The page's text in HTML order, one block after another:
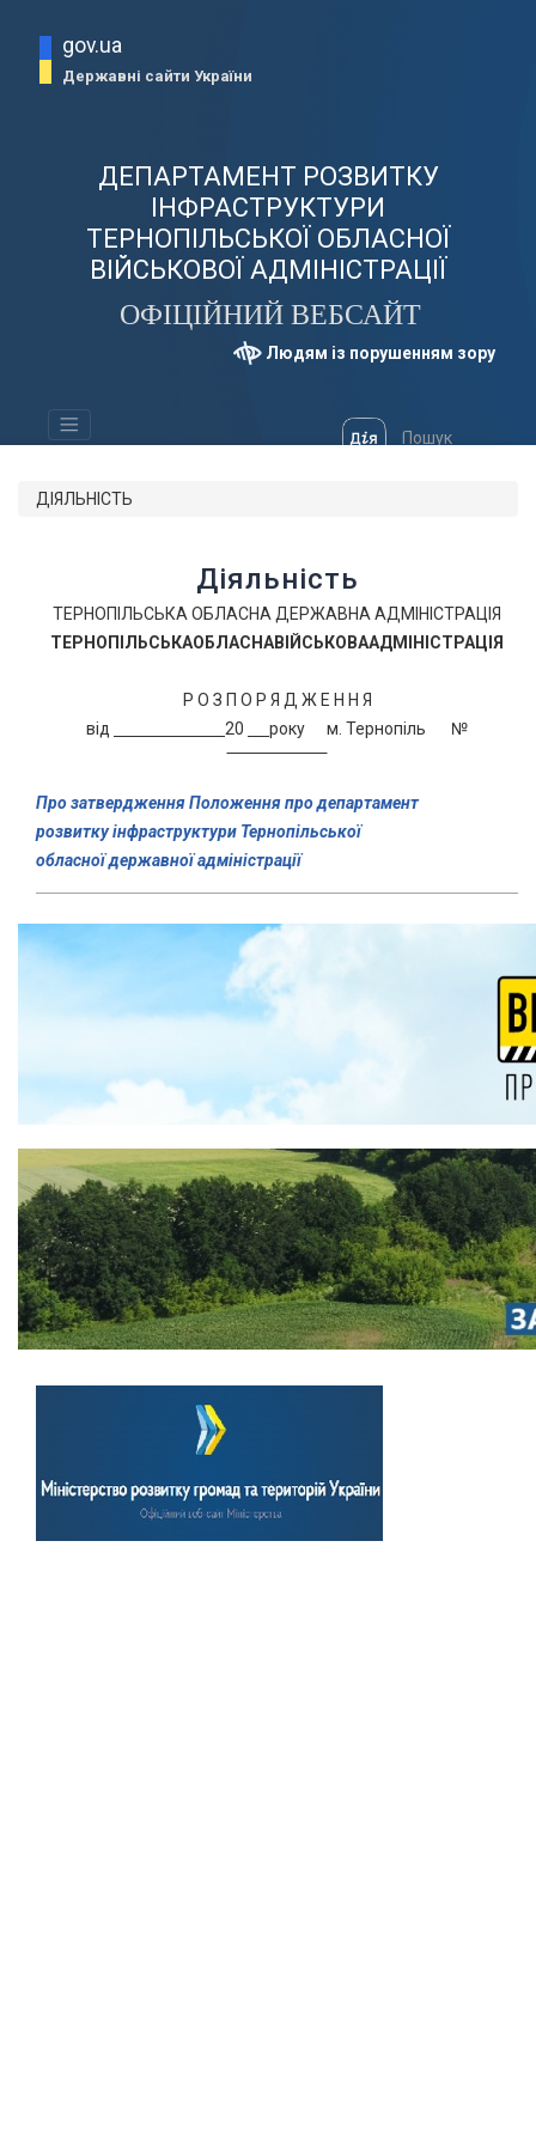
gov.ua
Державні сайти України
ДЕПАРТАМЕНТ РОЗВИТКУ
ІНФРАСТРУКТУРИ
ТЕРНОПІЛЬСЬКОЇ ОБЛАСНОЇ
ВІЙСЬКОВОЇ АДМІНІСТРАЦІЇ
ОФІЦІЙНИЙ ВЕБСАЙТ
Людям із порушенням зору
ДІЯЛЬНІСТЬ
Діяльність
ТЕРНОПІЛЬСЬКА ОБЛАСНА ДЕРЖАВНА АДМІНІСТРАЦІЯ
ТЕРНОПІЛЬСЬКАОБЛАСНАВІЙСЬКОВААДМІНІСТРАЦІЯ
Р О З П О Р Я Д Ж Е Н Н Я
від
20 року м. Тернопіль №
Про затвердження Положення про департамент
розвитку інфраструктури Тернопільської
обласної державної адміністрації